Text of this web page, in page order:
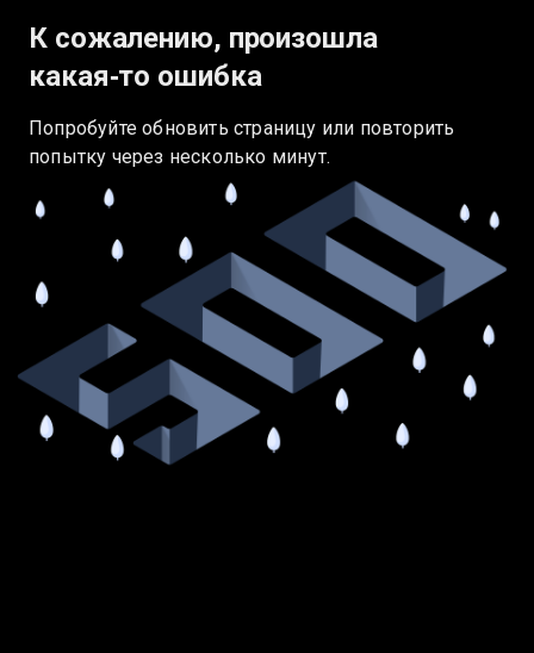
К сожалению, произошла
какая‑то ошибка
Попробуйте обновить страницу или повторить
попытку через несколько минут.